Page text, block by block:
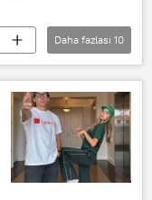
Daha fazlası 10